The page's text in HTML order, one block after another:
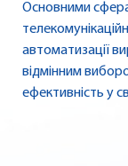
Основними
автоматизації
відмінним
ефективність у